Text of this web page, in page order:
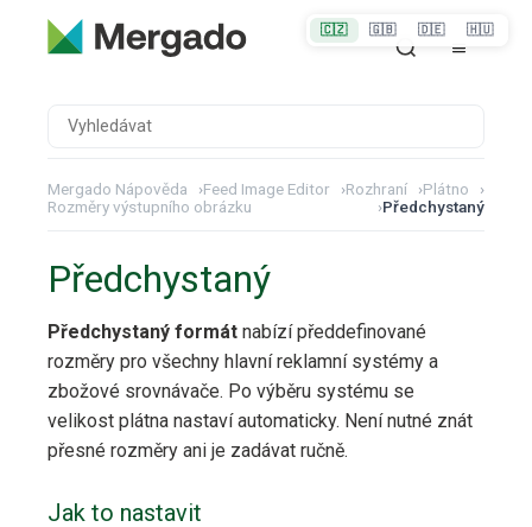
Mergado Nápověda ›Feed Image Editor ›Rozhraní ›Plátno
›
Rozměry výstupního obrázku
›Předchystaný
Předchystaný
Předchystaný formát nabízí předdefinované
rozměry pro všechny hlavní reklamní systémy a
zbožové srovnávače. Po výběru systému se
velikost plátna nastaví automaticky. Není nutné znát
přesné rozměry ani je zadávat ručně.
Jak to nastavit
🇨🇿 🇬🇧 🇩🇪 🇭🇺